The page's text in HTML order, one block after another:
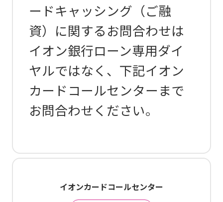
ードキャッシング（ご融
資）に関するお問合わせは
イオン銀行ローン専用ダイ
ヤルではなく、下記イオン
カードコールセンターまで
お問合わせください。
イオンカードコールセンター